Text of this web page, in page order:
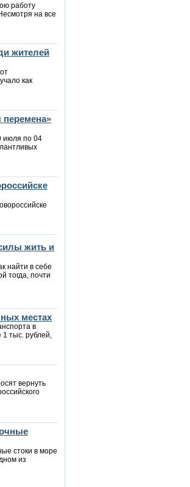
работу
на все
жителей
как
июля по 04
жить и
найти в себе
тогда, почти
местах
в
тыс. рублей,
вернуть
стоки в море
из